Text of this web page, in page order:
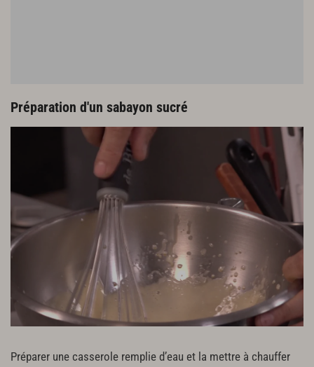
Préparation d'un sabayon sucré
Préparer une casserole remplie d’eau et la mettre à chauffer